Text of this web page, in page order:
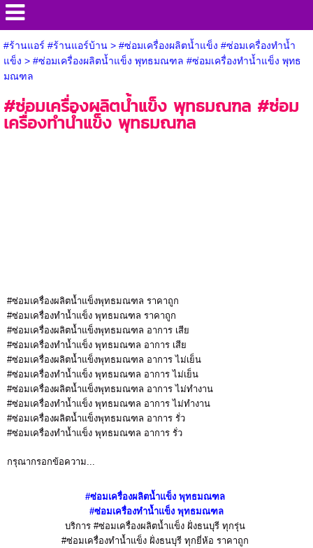
#ร้านแอร์ #ร้านแอร์บ้าน> #ซ่อมเครื่องผลิตน้ำแข็ง #ซ่อมเครื่องทำน้ำ
แข็ง > #ซ่อมเครื่องผลิตน้ำแข็ง พุทธมณฑล #ซ่อมเครื่องทำน้ำแข็ง พุทธ
มณฑล
#ซ่อมเครื่องผลิตน้ำแข็ง พุทธมณฑล #ซ่อม
เครื่องทำน้ำแข็ง พุทธมณฑล
#ซ่อมเครื่องผลิตน้ำแข็งพุทธมณฑล ราคาถูก
#ซ่อมเครื่องทำน้ำแข็ง พุทธมณฑล ราคาถูก
#ซ่อมเครื่องผลิตน้ำแข็งพุทธมณฑล อาการ เสีย
#ซ่อมเครื่องทำน้ำแข็ง พุทธมณฑล อาการ เสีย
#ซ่อมเครื่องผลิตน้ำแข็งพุทธมณฑล อาการ ไม่เย็น
#ซ่อมเครื่องทำน้ำแข็ง พุทธมณฑล อาการ ไม่เย็น
#ซ่อมเครื่องผลิตน้ำแข็งพุทธมณฑล อาการ ไม่ทำงาน
#ซ่อมเครื่องทำน้ำแข็ง พุทธมณฑล อาการ ไม่ทำงาน
#ซ่อมเครื่องผลิตน้ำแข็งพุทธมณฑล อาการ รั่ว
#ซ่อมเครื่องทำน้ำแข็ง พุทธมณฑล อาการ รั่ว
กรุณากรอกข้อความ...
#ซ่อมเครื่องผลิตน้ำแข็ง พุทธมณฑล
#ซ่อมเครื่องทำน้ำแข็ง พุทธมณฑล
บริการ #ซ่อมเครื่องผลิตน้ำแข็ง ฝั่งธนบุรี ทุกรุ่น
#ซ่อมเครื่องทำน้ำแข็ง ฝั่งธนบุรี ทุกยี่ห้อ ราคาถูก